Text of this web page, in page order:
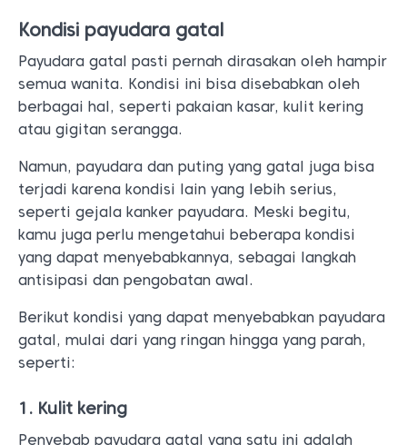
seperti gejala kanker payudara. Meski begitu,
kamu juga perlu mengetahui beberapa kondisi
yang dapat menyebabkannya, sebagai langkah
antisipasi dan pengobatan awal.
Berikut kondisi yang dapat menyebabkan payudara
gatal, mulai dari yang ringan hingga yang parah,
seperti:
1. Kulit kering
Penyebab payudara gatal yang satu ini adalah
salah satu yang paling umum. Kulit kering juga
terlihat sedikit mengelupas. Beberapa orang
memang memiliki kulit kering. Berikut ini hal-hal
yang bisa juga menjadi penyebab kulit payudara
Produk perawatan keras